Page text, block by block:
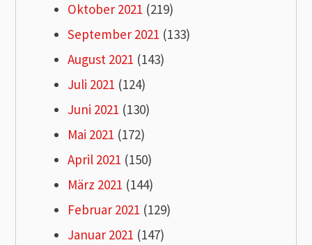
Oktober 2021 (219)
September 2021 (133)
August 2021 (143)
Juli 2021 (124)
Juni 2021 (130)
Mai 2021 (172)
April 2021 (150)
März 2021 (144)
Februar 2021 (129)
Januar 2021 (147)